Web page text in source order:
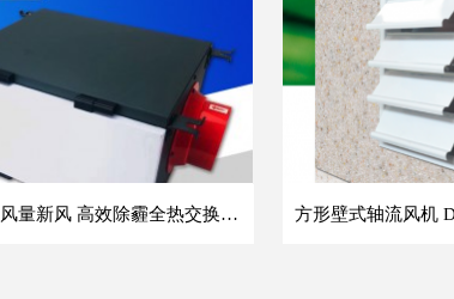
单向流大风量新风 高效除霾全热交换新风机空气净化